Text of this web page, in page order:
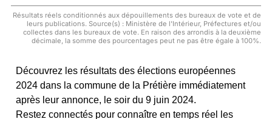
Résultats réels conditionnés aux dépouillements des bureaux de vote et de
leurs publications. Source(s) : Ministère de l'Intérieur, Préfectures et/ou
collectes dans les bureaux de vote. En raison des arrondis à la deuxième
décimale, la somme des pourcentages peut ne pas être égale à 100%.
Découvrez les résultats des élections européennes
2024 dans la commune de la Prétière immédiatement
après leur annonce, le soir du 9 juin 2024.
Restez connectés pour connaître en temps réel les